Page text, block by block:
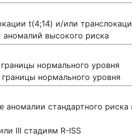
t(4;14) и/или
аномалий высокого риска
нормального уровня
нормального уровня
аномалии стандартного
III стадиям R-ISS